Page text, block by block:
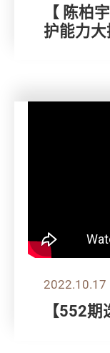
【 陈柏
护能力大
2022.10.17
【552